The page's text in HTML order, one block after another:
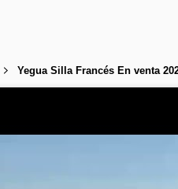
Yegua Silla Francés En venta